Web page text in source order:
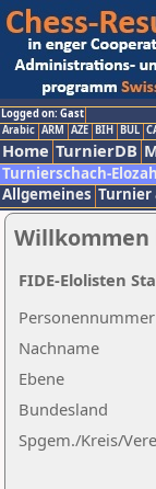
Logged on: Gast
Arabic ARM AZE BIH BUL
Home TurnierDB
Turnierschach-
Allgemeines Turnier
Willkommen
Nachname
Ebene
Personennummer
Bundesland
Spgem./Kreis/
FIDE-Elolisten